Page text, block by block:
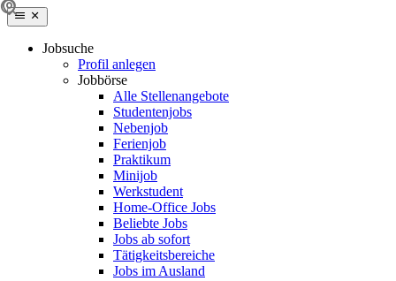
Jobsuche
Profil anlegen
Jobbörse
Alle Stellenangebote
Studentenjobs
Nebenjob
Ferienjob
Praktikum
Minijob
Werkstudent
Home-Office Jobs
Beliebte Jobs
Jobs ab sofort
Tätigkeitsbereiche
Jobs im Ausland